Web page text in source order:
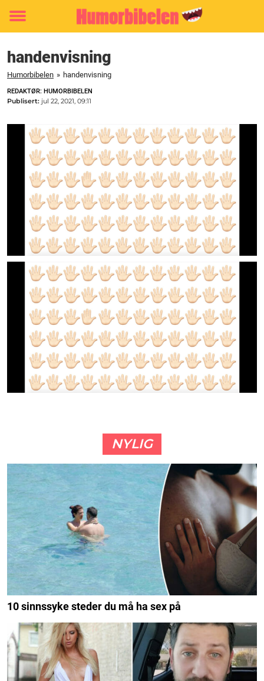
Toggle
handenvisning
Humorbibelen » handenvisning
REDAKTØR: HUMORBIBELEN
Publisert: jul 22, 2021, 09:11
NYLIG
10 sinnssyke steder du må ha sex på